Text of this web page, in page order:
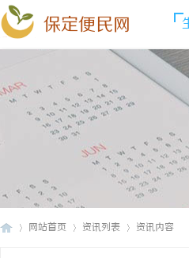
保定便民网
网站首页 资讯列表 资讯内容